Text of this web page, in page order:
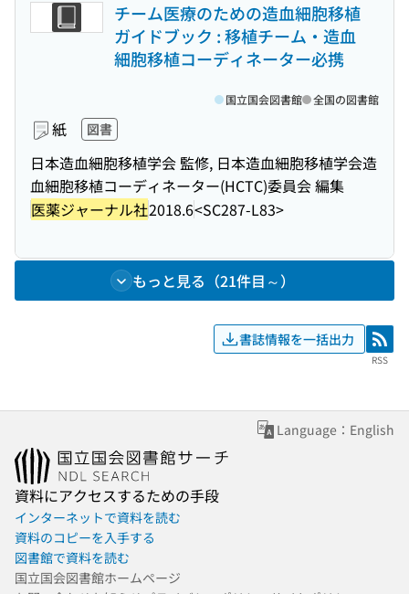
チーム医療のための造血細胞移植
ガイドブック : 移植チーム・造血
細胞移植コーディネーター必携
紙 図書
日本造血細胞移植学会 監修, 日本造血細胞移植学会造
血細胞移植コーディネーター(HCTC)委員会 編集
医薬ジャーナル社2018.6<SC287-L83>
国立国会図書館 全国の図書館
もっと見る（21件目～）
書誌情報を一括出力 RSS
RSS
Language：English
資料にアクセスするための手段
インターネットで資料を読む
資料のコピーを入手する
図書館で資料を読む
国立国会図書館ホームページ